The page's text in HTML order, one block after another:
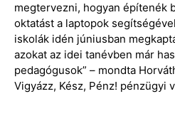
megtervezni, hogyan építenék
oktatást a laptopok
iskolák idén júniusban
azokat az idei tanévben már
pedagógusok” – mondta
Vigyázz, Kész, Pénz! pénzügyi